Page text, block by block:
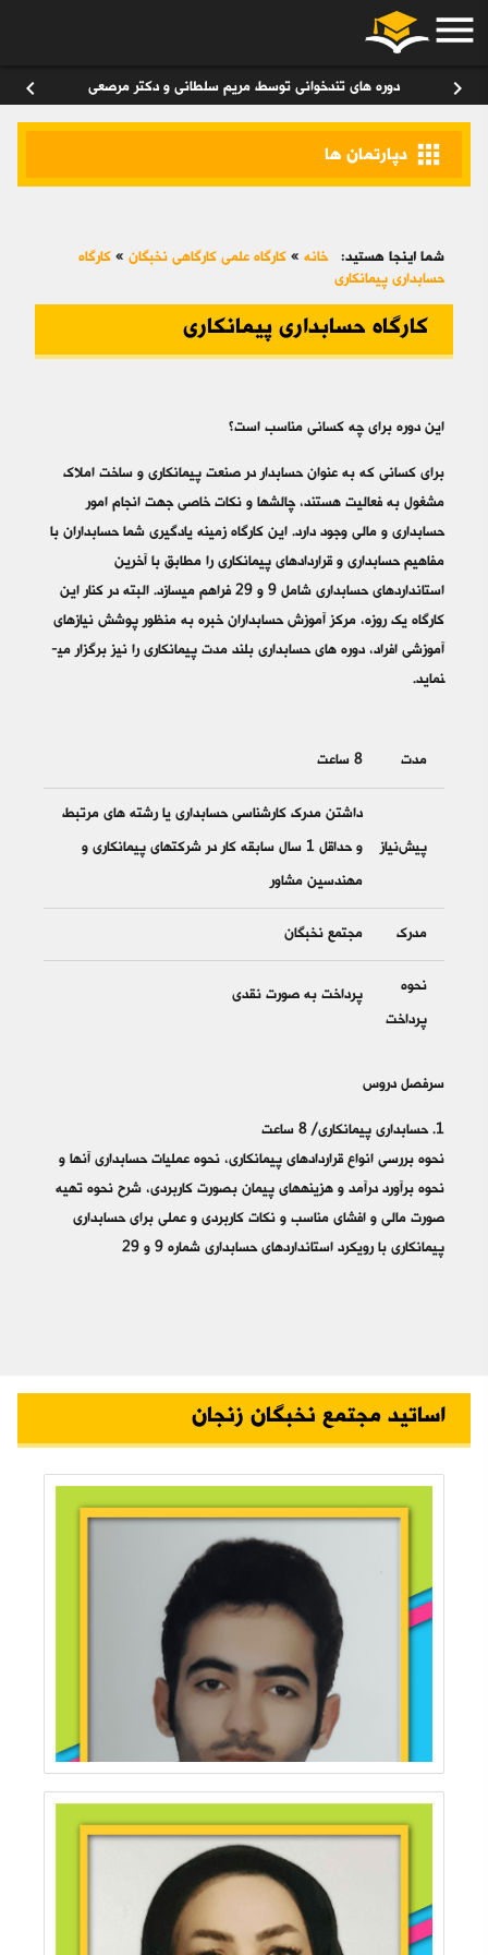
menu
chevron_right دوره های تندخوانی توسط مریم سلطانی و دکتر مرصعی chevron_left
apps دپارتمان ها
شما اینجا هستید: خانه » کارگاه علمی کارگاهی نخبگان » کارگاه
حسابداری پیمانکاری
کارگاه حسابداری پیمانکاری
این دوره برای چه کسانی مناسب است؟
برای کسانی که به عنوان حسابدار در صنعت پیمانکاری و ساخت املاک
مشغول به فعالیت هستند، چالش‎­ها و نکات خاصی جهت انجام امور
حسابداری و مالی وجود دارد. این کارگاه زمینه یادگیری شما حسابداران با
مفاهیم حسابداری و قراردادهای پیمانکاری را مطابق با آخرین
استانداردهای حسابداری شامل 9 و 29 فراهم می‎­سازد. البته در کنار این
کارگاه یک روزه، مرکز آموزش حسابداران خبره به منظور پوشش نیازهای
آموزشی افراد، دوره های حسابداری بلند مدت پیمانکاری را نیز برگزار می‎­
نماید.
مدت 8 ساعت
پیش‌نیاز
داشتن مدرک کارشناسی حسابداری یا رشته های مرتبط
و حداقل 1 سال سابقه کار در شرکت‎های پیمانکاری و
مهندسین مشاور
مدرک مجتمع نخبگان
نحوه
پرداخت
پرداخت به صورت نقدی
سرفصل دروس
1. حسابداری پیمانکاری/ 8 ساعت
نحوه بررسی انواع قراردادهای پیمانکاری، نحوه عملیات حسابداری آنها و
نحوه برآورد درآمد و هزینه‎های پیمان بصورت کاربردی، شرح نحوه تهیه
صورت مالی و افشای مناسب و نکات کاربردی و عملی برای حسابداری
پیمانکاری با رویکرد استانداردهای حسابداری شماره 9 و 29
اساتید مجتمع نخبگان زنجان